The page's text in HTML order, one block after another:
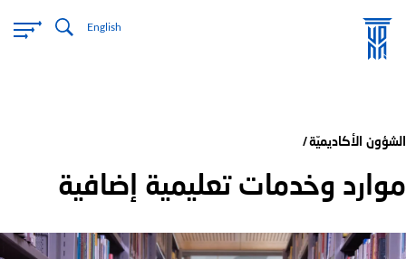
English
الشؤون الأكاديميّة
موارد وخدمات تعليمية إضافية